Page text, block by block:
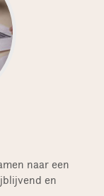
naar een
en